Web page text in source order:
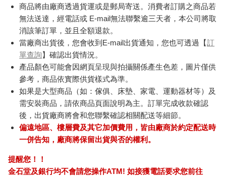
商品將由廠商透過貨運或是郵局寄送。消費者訂購之商品若
無法送達，經電話或 E-mail無法聯繫逾三天者，本公司將取
消該筆訂單，並且全額退款。
當廠商出貨後，您會收到E-mail出貨通知，您也可透過【訂
單查詢】確認出貨情況。
產品顏色可能會因網頁呈現與拍攝關係產生色差，圖片僅供
參考，商品依實際供貨樣式為準。
如果是大型商品（如：傢俱、床墊、家電、運動器材等）及
需安裝商品，請依商品頁面說明為主。訂單完成收款確認
後，出貨廠商將會和您聯繫確認相關配送等細節。
偏遠地區、樓層費及其它加價費用，皆由廠商於約定配送時
一併告知，廠商將保留出貨與否的權利。
提醒您！！
金石堂及銀行均不會請您操作ATM! 如接獲電話要求您前往